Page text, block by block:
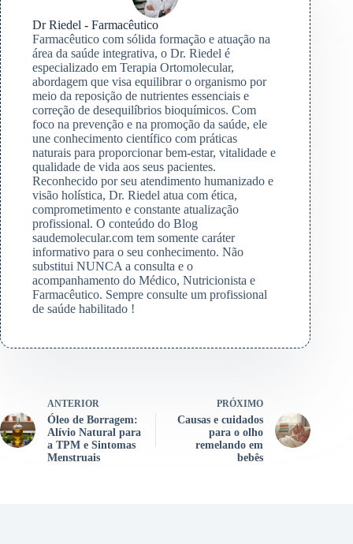
Dr Riedel - Farmacêutico
Farmacêutico com sólida formação e atuação na
área da saúde integrativa, o Dr. Riedel é
especializado em Terapia Ortomolecular,
abordagem que visa equilibrar o organismo por
meio da reposição de nutrientes essenciais e
correção de desequilíbrios bioquímicos. Com
foco na prevenção e na promoção da saúde, ele
une conhecimento científico com práticas
naturais para proporcionar bem-estar, vitalidade e
qualidade de vida aos seus pacientes.
Reconhecido por seu atendimento humanizado e
visão holística, Dr. Riedel atua com ética,
comprometimento e constante atualização
profissional. O conteúdo do Blog
saudemolecular.com tem somente caráter
informativo para o seu conhecimento. Não
substitui NUNCA a consulta e o
acompanhamento do Médico, Nutricionista e
Farmacêutico. Sempre consulte um profissional
de saúde habilitado !
ANTERIOR
Óleo de Borragem:
Alívio Natural para
a TPM e Sintomas
Menstruais
PRÓXIMO
Causas e cuidados
para o olho
remelando em
bebês